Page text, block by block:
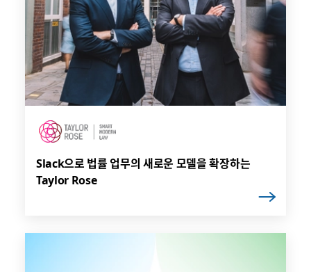
Slack으로 법률 업무의 새로운 모델을 확장하는
Taylor Rose